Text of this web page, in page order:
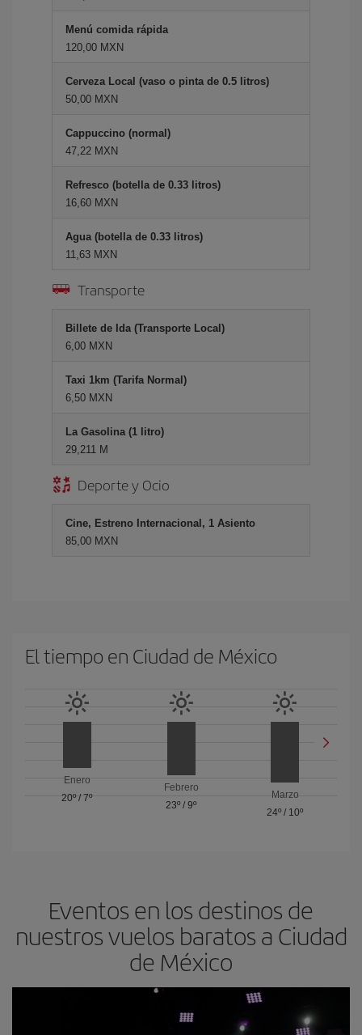
Menú comida rápida
120,00 MXN
Cerveza Local (vaso o pinta de 0.5 litros)
50,00 MXN
Cappuccino (normal)
47,22 MXN
Refresco (botella de 0.33 litros)
16,60 MXN
Agua (botella de 0.33 litros)
11,63 MXN
Transporte
Billete de Ida (Transporte Local)
6,00 MXN
Taxi 1km (Tarifa Normal)
6,50 MXN
La Gasolina (1 litro)
29,211 M
Deporte y Ocio
Cine, Estreno Internacional, 1 Asiento
85,00 MXN
El tiempo en Ciudad de México
Enero
20º/7º
Febrero
23º / 9º
Marzo
24º / 10º
Eventos en los destinos de
nuestros vuelos baratos a Ciudad
de México